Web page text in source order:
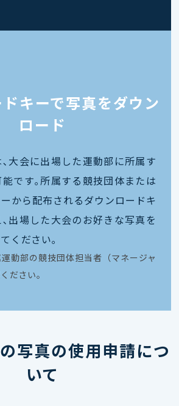
キーで写真をダウン
ロード
大会に出場した運動部に所属す
です｡所属する競技団体または
から配布されるダウンロードキ
出場した大会のお好きな写真を
ください｡
動部の競技団体担当者（マネージャ
ださい。
写真の使用申請につ
いて